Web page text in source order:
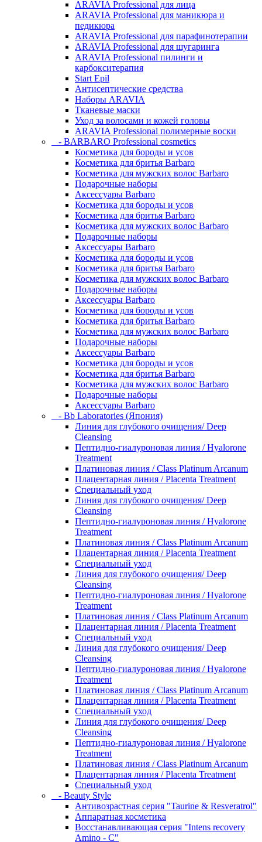
ARAVIA Professional для лица
ARAVIA Professional для маникюра и
педикюра
ARAVIA Professional для парафинотерапии
ARAVIA Professional для шугаринга
ARAVIA Professional пилинги и
карбокситерапия
Start Epil
Антисептические средства
Наборы ARAVIA
Тканевые маски
Уход за волосами и кожей головы
ARAVIA Professional полимерные воски
- BARBARO Professional cosmetics
Косметика для бороды и усов
Косметика для бритья Barbaro
Косметика для мужских волос Barbaro
Подарочные наборы
Аксессуары Barbaro
Косметика для бороды и усов
Косметика для бритья Barbaro
Косметика для мужских волос Barbaro
Подарочные наборы
Аксессуары Barbaro
Косметика для бороды и усов
Косметика для бритья Barbaro
Косметика для мужских волос Barbaro
Подарочные наборы
Аксессуары Barbaro
Косметика для бороды и усов
Косметика для бритья Barbaro
Косметика для мужских волос Barbaro
Подарочные наборы
Аксессуары Barbaro
Косметика для бороды и усов
Косметика для бритья Barbaro
Косметика для мужских волос Barbaro
Подарочные наборы
Аксессуары Barbaro
- Bb Laboratories (Япония)
Линия для глубокого очищения/ Deep
Cleansing
Пептидно-гиалуроновая линия / Hyalorone
Treatment
Платиновая линия / Class Platinum Arcanum
Плацентарная линия / Placenta Treatment
Специальный уход
Линия для глубокого очищения/ Deep
Cleansing
Пептидно-гиалуроновая линия / Hyalorone
Treatment
Платиновая линия / Class Platinum Arcanum
Плацентарная линия / Placenta Treatment
Специальный уход
Линия для глубокого очищения/ Deep
Cleansing
Пептидно-гиалуроновая линия / Hyalorone
Treatment
Платиновая линия / Class Platinum Arcanum
Плацентарная линия / Placenta Treatment
Специальный уход
Линия для глубокого очищения/ Deep
Cleansing
Пептидно-гиалуроновая линия / Hyalorone
Treatment
Платиновая линия / Class Platinum Arcanum
Плацентарная линия / Placenta Treatment
Специальный уход
Линия для глубокого очищения/ Deep
Cleansing
Пептидно-гиалуроновая линия / Hyalorone
Treatment
Платиновая линия / Class Platinum Arcanum
Плацентарная линия / Placenta Treatment
Специальный уход
- Beauty Style
Антивозрастная серия "Taurine & Resveratrol"
Аппаратная косметика
Восстанавливающая серия "Intens recovery
Amino - C"